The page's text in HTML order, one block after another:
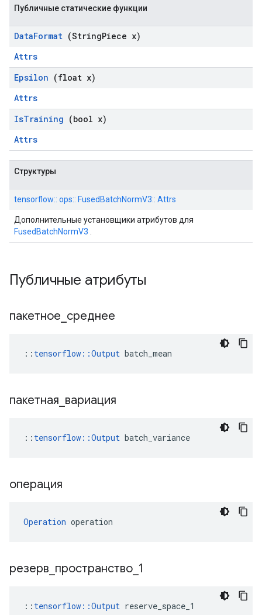
Публичные статические функции
DataFormat (StringPiece x)
Attrs
Epsilon (float x)
Attrs
IsTraining (bool x)
Attrs
Структуры
tensorflow:: ops:: FusedBatchNormV3:: Attrs
Дополнительные установщики атрибутов для
FusedBatchNormV3
Публичные атрибуты
пакетное среднее
:: tensorflow::Output batch_mean
пакетная вариация
:: tensorflow ::Output batch_variance
операция
Operation operation
резерв пространство 1
:: tensorflow::Output reserve_space_1